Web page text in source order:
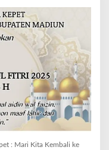
: Mari Kita Kembali ke